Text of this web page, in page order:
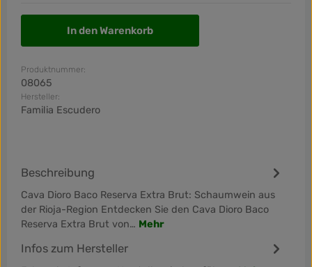
In den Warenkorb
Produktnummer:
08065
Hersteller:
Familia Escudero
Beschreibung
Cava Dioro Baco Reserva Extra Brut: Schaumwein aus
der Rioja-Region Entdecken Sie den Cava Dioro Baco
Reserva Extra Brut von… Mehr
Infos zum Hersteller